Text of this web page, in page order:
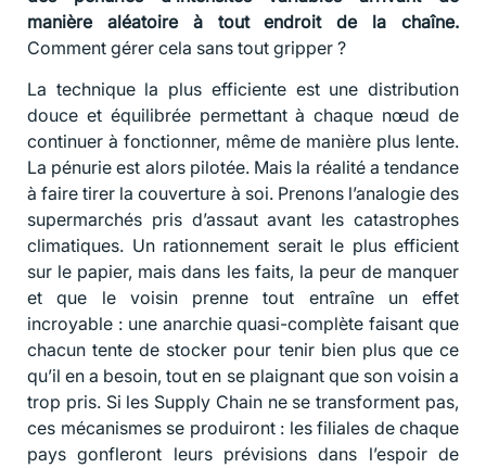
manière aléatoire à tout endroit de la chaîne.
Comment gérer cela sans tout gripper ?
La technique la plus efficiente est une distribution
douce et équilibrée permettant à chaque nœud de
continuer à fonctionner, même de manière plus lente.
La pénurie est alors pilotée. Mais la réalité a tendance
à faire tirer la couverture à soi. Prenons l’analogie des
supermarchés pris d’assaut avant les catastrophes
climatiques. Un rationnement serait le plus efficient
sur le papier, mais dans les faits, la peur de manquer
et que le voisin prenne tout entraîne un effet
incroyable : une anarchie quasi-complète faisant que
chacun tente de stocker pour tenir bien plus que ce
qu’il en a besoin, tout en se plaignant que son voisin a
trop pris. Si les Supply Chain ne se transforment pas,
ces mécanismes se produiront : les filiales de chaque
pays gonfleront leurs prévisions dans l’espoir de